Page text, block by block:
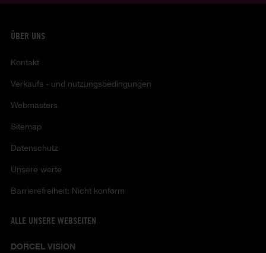
ÜBER UNS
Kontakt
Verkaufs - und nutzungsbedingungen
Webmasters
Sitemap
Datenschutz
Unsere werte
Barrierefreiheit: Nicht konform
ALLE UNSERE WEBSEITEN
DORCEL VISION